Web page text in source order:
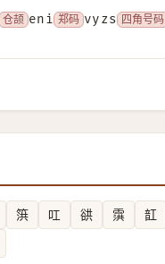
仓颉 eni 郑码 vyzs 四角号码
篊 叿 谼 霟 䪦